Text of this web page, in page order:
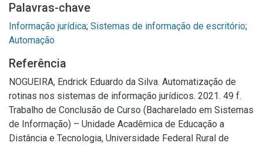
Palavras-chave
Informação jurídica; Sistemas de informação de escritório;
Automação
Referência
NOGUEIRA, Endrick Eduardo da Silva. Automatização de
rotinas nos sistemas de informação jurídicos. 2021. 49 f.
Trabalho de Conclusão de Curso (Bacharelado em Sistemas
de Informação) – Unidade Acadêmica de Educação a
Distância e Tecnologia, Universidade Federal Rural de